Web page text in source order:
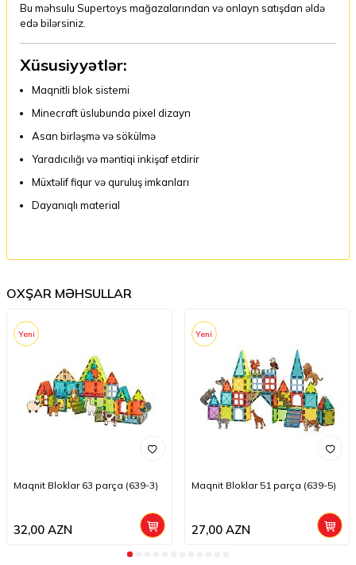
Bu məhsulu Supertoys mağazalarından və onlayn satışdan əldə
edə bilərsiniz.
Xüsusiyyətlər:
Maqnitli blok sistemi
Minecraft üslubunda pixel dizayn
Asan birləşmə və sökülmə
Yaradıcılığı və məntiqi inkişaf etdirir
Müxtəlif fiqur və quruluş imkanları
Dayanıqlı material
OXŞAR MƏHSULLAR
Yeni
Maqnit Bloklar 63 parça (639-3)
32,00 AZN
Yeni
Maqnit Bloklar 51 parça (639-5)
27,00AZN